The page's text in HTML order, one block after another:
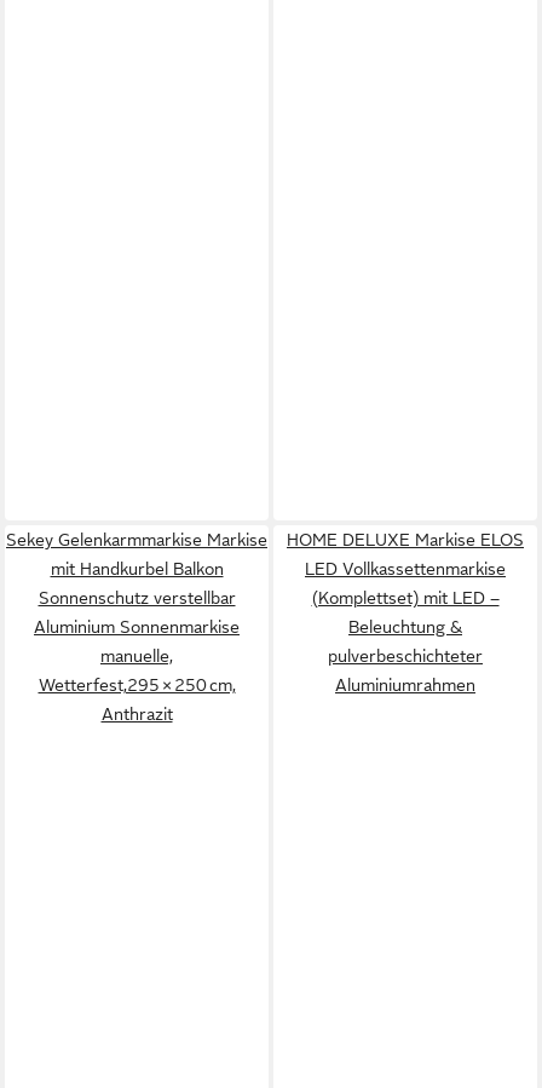
Sekey Gelenkarmmarkise Markise
mit Handkurbel Balkon
Sonnenschutz verstellbar
Aluminium Sonnenmarkise
manuelle,
Wetterfest,295 × 250 cm,
Anthrazit
HOME DELUXE Markise ELOS
LED Vollkassettenmarkise
(Komplettset) mit LED –
Beleuchtung &
pulverbeschichteter
Aluminiumrahmen